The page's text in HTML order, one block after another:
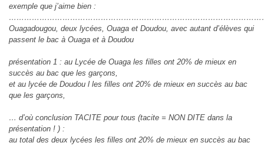
exemple que j’aime bien :
Ouagadougou, deux lycées, Ouaga et Doudou, avec autant d’élèves qui
passent le bac à Ouaga et à Doudou
présentation 1 : au Lycée de Ouaga les filles ont 20% de mieux en
succès au bac que les garçons,
et au lycée de Doudou l les filles ont 20% de mieux en succès au bac
que les garçons,
… d’où conclusion TACITE pour tous (tacite = NON DITE dans la
présentation ! ) :
au total des deux lycées les filles ont 20% de mieux en succès au bac